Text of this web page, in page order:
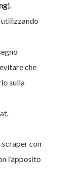
).
utilizzando
che
sulla
scraper con
l’apposito